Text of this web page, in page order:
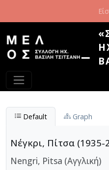
Default Graph
Νέγκρι, Πίτσα (1935-
Nengri, Pitsa (Αγγλική)